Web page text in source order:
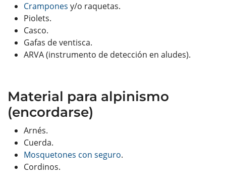
Crampones y/o raquetas.
Piolets.
Casco.
Gafas de ventisca.
ARVA (instrumento de detección en aludes).
Material para alpinismo
(encordarse)
Arnés.
Cuerda.
Mosquetones con seguro.
Cordinos.